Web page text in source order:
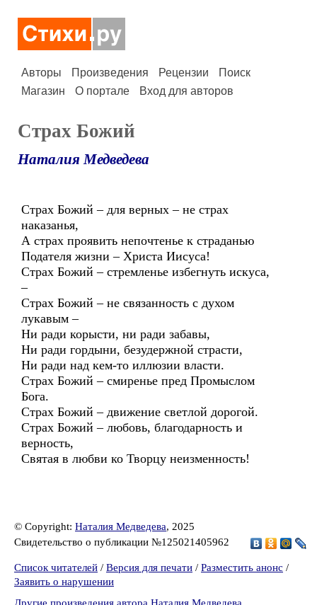
Авторы Произведения Рецензии
Поиск
Магазин
О портале Вход для авторов
Страх Божий
Наталия Медведева
Страх Божий – для верных – не страх
наказанья,
А страх проявить непочтенье к страданью
Подателя жизни – Христа Иисуса!
Страх Божий – стремленье избегнуть искуса,
–
Страх Божий – не связанность с духом
лукавым –
Ни ради корысти, ни ради забавы,
Ни ради гордыни, безудержной страсти,
Ни ради над кем-то иллюзии власти.
Страх Божий – смиренье пред Промыслом
Бога.
Страх Божий – движение светлой дорогой.
Страх Божий – любовь, благодарность и
верность,
Святая в любви ко Творцу неизменность!
© Copyright: Наталия Медведева, 2025
Свидетельство о публикации №125021405962
Список читателей / Версия для печати / Разместить анонс /
Заявить о нарушении